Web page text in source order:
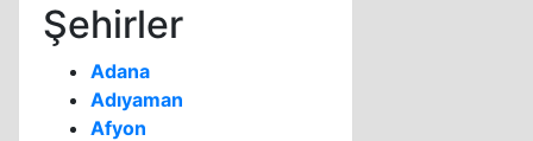
Şehirler
Adana
Adıyaman
Afyon